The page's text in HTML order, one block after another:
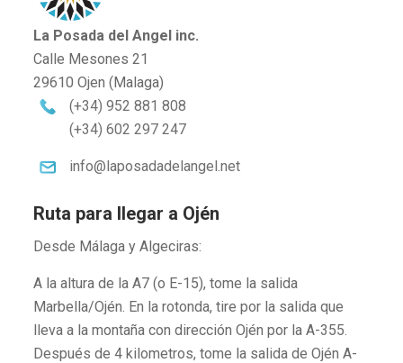
La Posada del Angel inc.
Calle Mesones 21
29610 Ojen (Malaga)
(+34) 952 881 808
(+34) 602 297 247
info@laposadadelangel.net
Ruta para llegar a Ojén
Desde Málaga y Algeciras:
A la altura de la A7 (o E-15), tome la salida
Marbella/Ojén. En la rotonda, tire por la salida que
lleva a la montaña con dirección Ojén por la A-355.
Después de 4 kilometros, tome la salida de Ojén A-